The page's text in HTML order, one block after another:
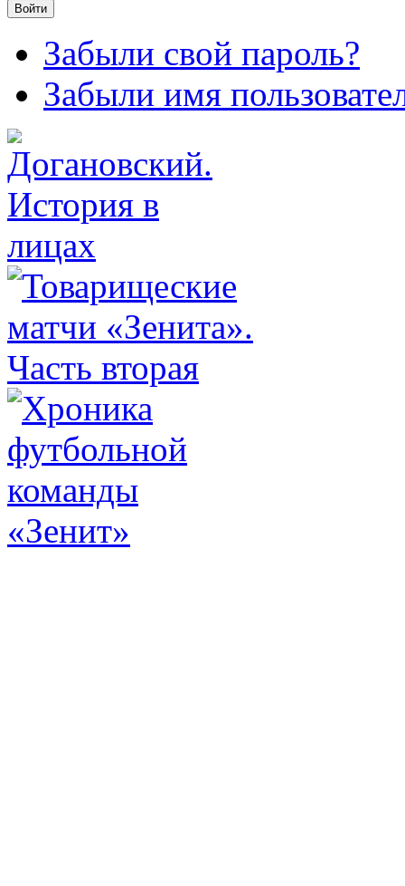
Забыли свой пароль?
Забыли имя